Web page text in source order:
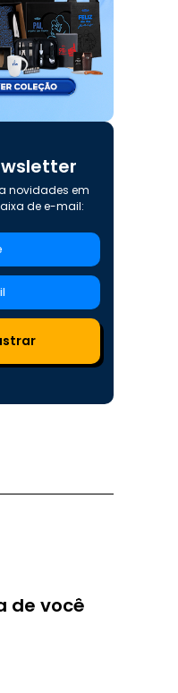
novidades em
de e-mail:
de você